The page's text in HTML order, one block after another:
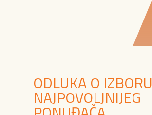
ODLUKA O IZBORU
NAJPOVOLJNIJEG